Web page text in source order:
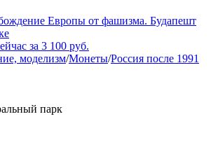
Европы от фашизма. Будапешт
за 3 100 руб.
моделизм/Монеты/Россия после 1991
парк